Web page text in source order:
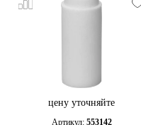
цену уточняйте
Артикул: 553142